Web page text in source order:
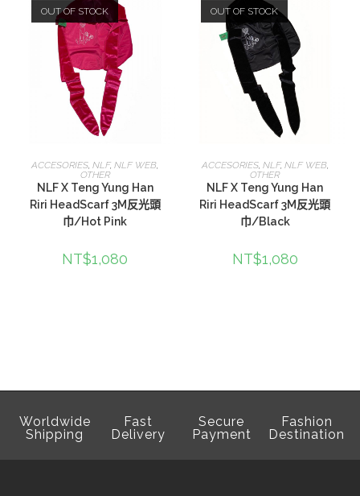
OUT OF STOCK
查看內容
ACCESORIES,NLF,NLF WEB,
OTHER
NLF X Teng Yung Han
Riri HeadScarf 3M反光頭
巾/Hot Pink
NT$1,080
OUT OF STOCK
查看內容
ACCESORIES, NLF, NLF WEB,
OTHER
NLF X Teng Yung Han
Riri HeadScarf 3M反光頭
巾/Black
NT$1,080
Worldwide
Shipping
Fast
Delivery
Secure
Payment
Fashion
Destination